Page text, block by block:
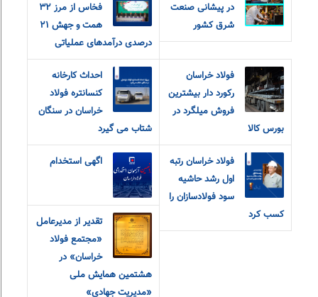
در پیشانی صنعت
شرق کشور
فخاس از مرز ۳۲
همت و جهش ۲۱
درصدی درآمدهای عملیاتی
فولاد خراسان
رکورد دار بیشترین
فروش میلگرد در
بورس کالا
احداث کارخانه
کنسانتره فولاد
خراسان در سنگان
شتاب می گیرد
فولاد خراسان رتبه
اول رشد حاشیه
سود فولادسازان را
کسب کرد
اگهی استخدام
تقدیر از مدیرعامل
«مجتمع فولاد
خراسان» در
هشتمین همایش ملی
«مدیریت جهادی»